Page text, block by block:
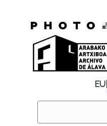
EU